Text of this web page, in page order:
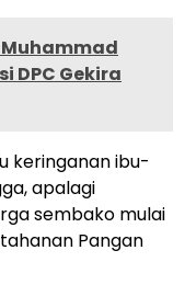
DPC Gekira
keringanan ibu-
apalagi
sembako mulai
Pangan